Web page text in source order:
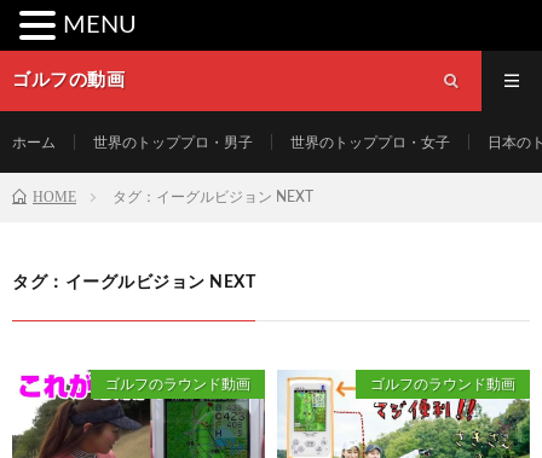
ゴルフの動画
ホーム 世界のトッププロ・男子 世界のトッププロ・女子 日本の
HOME タグ：イーグルビジョン NEXT
タグ：イーグルビジョン NEXT
ゴルフのラウンド動画 ゴルフのラウンド動画
MENU